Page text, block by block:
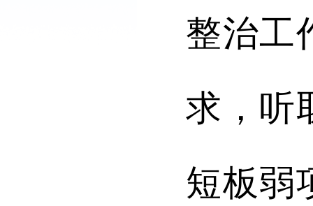
整治工
求，听
短板弱